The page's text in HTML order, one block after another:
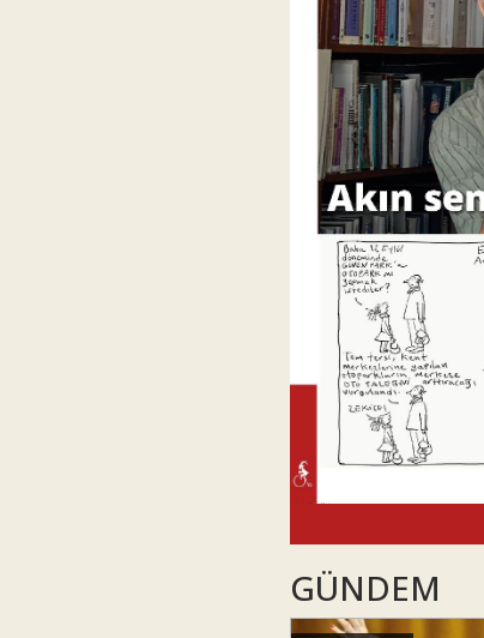
GÜNDEM